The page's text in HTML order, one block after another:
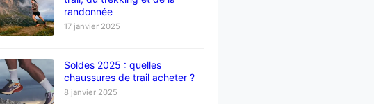
randonnée
17 janvier 2025
Soldes 2025 : quelles
chaussures de trail acheter ?
8 janvier 2025